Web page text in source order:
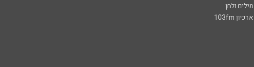
מילים ולחן
ארכיון 103fm